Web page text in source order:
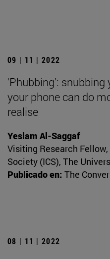
09 | 11 | 2022
‘Phubbing’:
your phone can do
realise
Yeslam Al-Saggaf
Visiting Research
Society (ICS), The
Publicado en: The
08 | 11 | 2022